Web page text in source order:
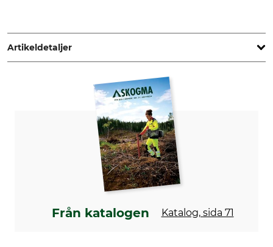
Finland, www.fiskars.com
Artikeldetaljer
Skärtyp
Sidoskär
Märke
Fiskars
Tillverkning
Made in Poland
Från katalogen Katalog, sida 71